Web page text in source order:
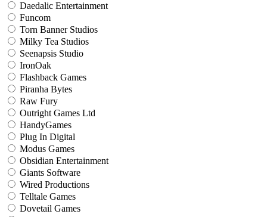
Daedalic Entertainment
Funcom
Torn Banner Studios
Milky Tea Studios
Seenapsis Studio
IronOak
Flashback Games
Piranha Bytes
Raw Fury
Outright Games Ltd
HandyGames
Plug In Digital
Modus Games
Obsidian Entertainment
Giants Software
Wired Productions
Telltale Games
Dovetail Games